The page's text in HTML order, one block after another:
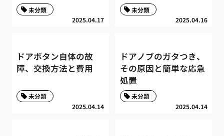
2025.04.17
未分類
2025.04.16
未分類
ドアボタン自体の故
障、交換方法と費用
2025.04.14
未分類
ドアノブのガタつき、
その原因と簡単な応急
処置
2025.04.14
未分類